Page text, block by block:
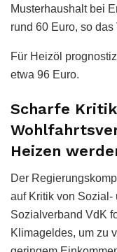
Musterhaushalt bei
rund 60 Euro, so
Für Heizöl
etwa 96 Euro.
Scharfe
Heizen
Der
auf Kritik von Sozial-
Sozialverband VdK
Klimageldes, um zu